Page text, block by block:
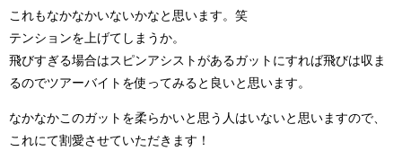
これもなかなかいないかなと思います。笑
テンションを上げてしまうか。
飛びすぎる場合はスピンアシストがあるガットにすれば飛びは収ま
るのでツアーバイトを使ってみると良いと思います。
なかなかこのガットを柔らかいと思う人はいないと思いますので、
これにて割愛させていただきます！